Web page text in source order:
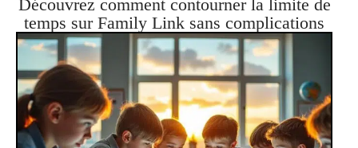
Découvrez comment contourner la limite de
temps sur Family Link sans complications